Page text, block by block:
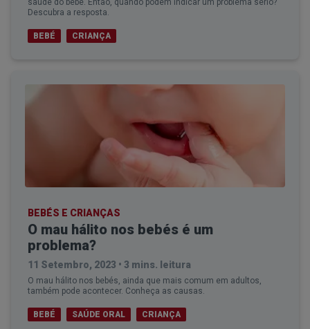
saúde do bebé. Então, quando podem indicar um problema sério?
Descubra a resposta.
BEBÉ CRIANÇA
BEBÉS E CRIANÇAS
O mau hálito nos bebés é um
problema?
11 Setembro, 2023 • 3 mins. leitura
O mau hálito nos bebés, ainda que mais comum em adultos,
também pode acontecer. Conheça as causas.
BEBÉ SAÚDE ORAL CRIANÇA